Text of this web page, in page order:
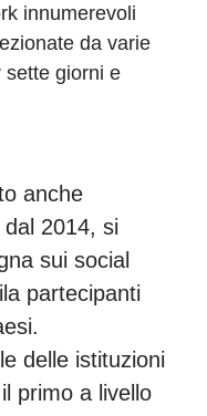
innumerevoli
da varie
sette giorni e
anche
2014, si
sui social
partecipanti
delle istituzioni
primo a livello